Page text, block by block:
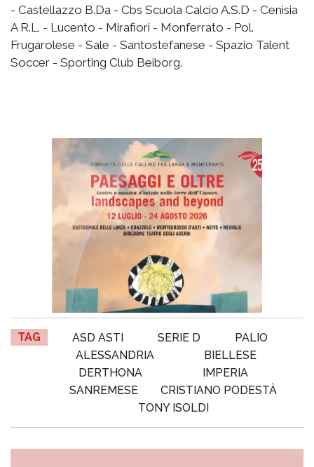
- Castellazzo B.Da - Cbs Scuola Calcio A.S.D - Cenisia
A R.L. - Lucento - Mirafiori - Monferrato - Pol.
Frugarolese - Sale - Santostefanese - Spazio Talent
Soccer - Sporting Club Beiborg.
TAG ASD ASTI SERIE D
PALIO
ALESSANDRIA
BIELLESE
DERTHONA
IMPERIA
SANREMESE
CRISTIANO PODESTÀ
TONY ISOLDI